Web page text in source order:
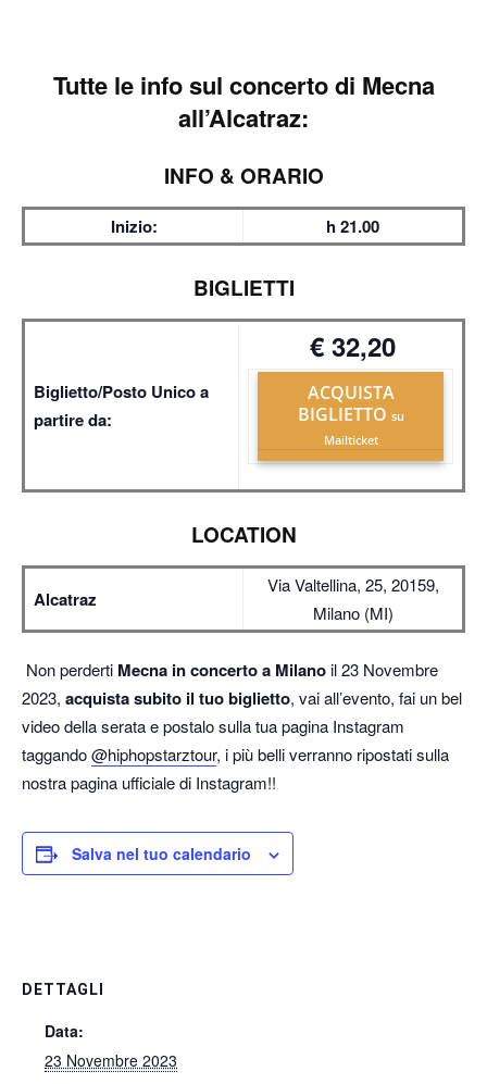
Tutte le info sul concerto di Mecna
all’Alcatraz:
INFO & ORARIO
Inizio: h 21.00
BIGLIETTI
Biglietto/Posto Unico a
partire da:
€ 32,20
ACQUISTA
BIGLIETTO su
Mailticket
LOCATION
Alcatraz
Via Valtellina, 25, 20159,
Milano (MI)
Non perderti Mecna in concerto a Milanoil 23 Novembre
2023, acquista subito il tuo biglietto, vai all’evento, fai un bel
video della serata e postalo sulla tua pagina Instagram
taggando@hiphopstarztour, i più belli verranno ripostati sulla
nostra pagina ufficiale di Instagram!!
Salva nel tuo calendario
DETTAGLI
Data:
23 Novembre 2023